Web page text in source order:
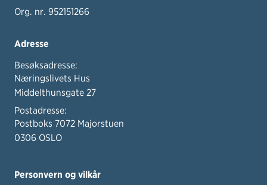
Org. nr. 952151266
Adresse
Besøksadresse:
Næringslivets Hus
Middelthunsgate 27
Postadresse:
Postboks 7072 Majorstuen
0306 OSLO
Personvern og vilkår